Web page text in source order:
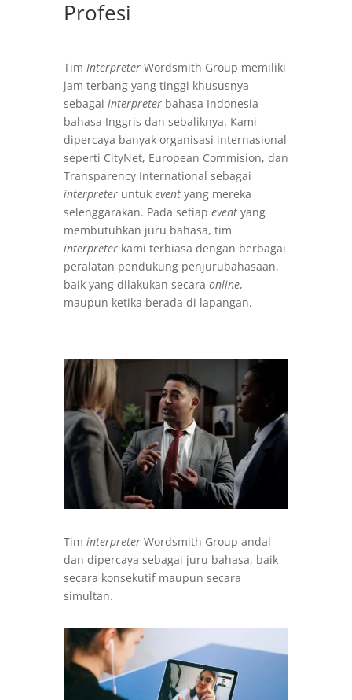
Profesi
Tim InterpreterWordsmith Group memiliki
jam terbang yang tinggi khususnya
sebagai interpreterbahasa Indonesia-
bahasa Inggris dan sebaliknya. Kami
dipercaya banyak organisasi internasional
seperti CityNet, European Commision, dan
Transparency International sebagai
interpreteruntuk eventyang mereka
selenggarakan. Pada setiap eventyang
membutuhkan juru bahasa, tim
interpreterkami terbiasa dengan berbagai
peralatan pendukung penjurubahasaan,
baik yang dilakukan secara online,
maupun ketika berada di lapangan.
Tim interpreterWordsmith Group andal
dan dipercaya sebagai juru bahasa, baik
secara konsekutif maupun secara
simultan.